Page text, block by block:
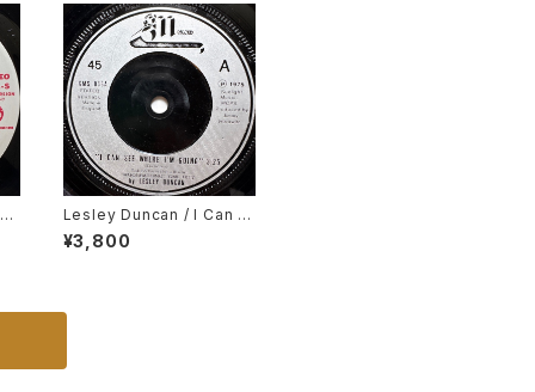
Lesley Duncan / I Can S
ee Where I'm Going
¥3,800